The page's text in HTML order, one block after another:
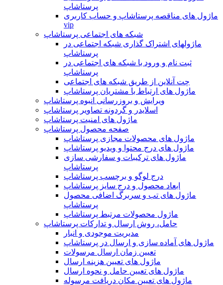
پرستاشاپ
ماژول های مناقصه پرستاشاپ و حساب کاربری
vip
شبکه های اجتماعی پرستاشاپ
ماژولهای اشتراک‌ گذاری شبکه اجتماعی در
پرستاشاپ
ثبت نام و ورود با شبکه های اجتماعی در
پرستاشاپ
چت آنلاین از طریق شبکه های اجتماعی
ماژول های ارتباط با مشتریان پرستاشاپ
ویرایش و بروزرسانی انبوه پرستاشاپ
اسلایدر و گردونه تصاویر پرستاشاپ
ماژول های امنیت پرستاشاپ
صفحه محصول پرستاشاپ
ماژول های محصولات مجازی پرستاشاپ
ماژول های درج محتوا و ویدیو پرستاشاپ
ماژول های ترکیبات و سفارشی سازی
پرستاشاپ
درج لوگو و برچسب پرستاشاپ
ابعاد محصول و درج سایز پرستاشاپ
ماژول های تب و سربرگ اضافی محصول
پرستاشاپ
ماژول محصولات مرتبط پرستاشاپ
حامل، روش ارسال و تدارکات پرستاشاپ
مدیریت موجودی و انبار
ماژول های آماده سازی و ارسال در پرستاشاپ
تعیین زمان ارسال مرسولات
ماژول های تعیین هزینه ارسال
ماژول های تعیین حامل و نحوه ارسال
ماژول های تعیین مکان دریافت مرسوله